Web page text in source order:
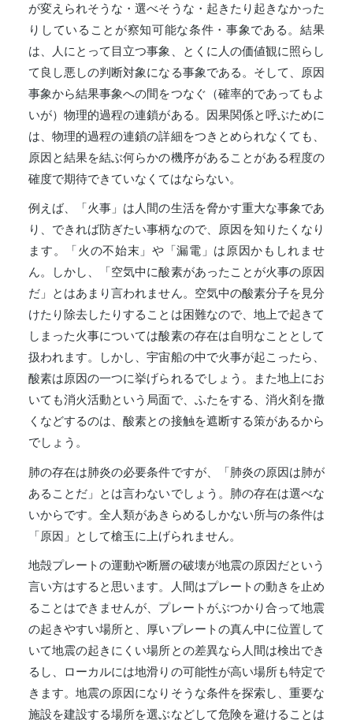
が変えられそうな・選べそうな・起きたり起きなかった
りしていることが察知可能な条件・事象である。結果
は、人にとって目立つ事象、とくに人の価値観に照らし
て良し悪しの判断対象になる事象である。そして、原因
事象から結果事象への間をつなぐ（確率的であってもよ
いが）物理的過程の連鎖がある。因果関係と呼ぶために
は、物理的過程の連鎖の詳細をつきとめられなくても、
原因と結果を結ぶ何らかの機序があることがある程度の
確度で期待できていなくてはならない。
例えば、「火事」は人間の生活を脅かす重大な事象であ
り、できれば防ぎたい事柄なので、原因を知りたくなり
ます。「火の不始末」や「漏電」は原因かもしれませ
ん。しかし、「空気中に酸素があったことが火事の原因
だ」とはあまり言われません。空気中の酸素分子を見分
けたり除去したりすることは困難なので、地上で起きて
しまった火事については酸素の存在は自明なこととして
扱われます。しかし、宇宙船の中で火事が起こったら、
酸素は原因の一つに挙げられるでしょう。また地上にお
いても消火活動という局面で、ふたをする、消火剤を撒
くなどするのは、酸素との接触を遮断する策があるから
でしょう。
肺の存在は肺炎の必要条件ですが、「肺炎の原因は肺が
あることだ」とは言わないでしょう。肺の存在は選べな
いからです。全人類があきらめるしかない所与の条件は
「原因」として槍玉に上げられません。
地殻プレートの運動や断層の破壊が地震の原因だという
言い方はすると思います。人間はプレートの動きを止め
ることはできませんが、プレートがぶつかり合って地震
の起きやすい場所と、厚いプレートの真ん中に位置して
いて地震の起きにくい場所との差異なら人間は検出でき
るし、ローカルには地滑りの可能性が高い場所も特定で
きます。地震の原因になりそうな条件を探索し、重要な
施設を建設する場所を選ぶなどして危険を避けることは